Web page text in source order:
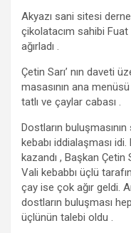
Akyazı sani sitesi
çikolatacım sahibi
ağırladı .
Çetin Sarı’ nın daveti
masasının ana
tatlı ve çaylar cabası .
Dostların
kebabı iddialaşması
kazandı , Başkan Çetin
Vali kebabbı üçlü
çay ise çok ağır geldi.
dostların buluşması
üçlünün talebi oldu .